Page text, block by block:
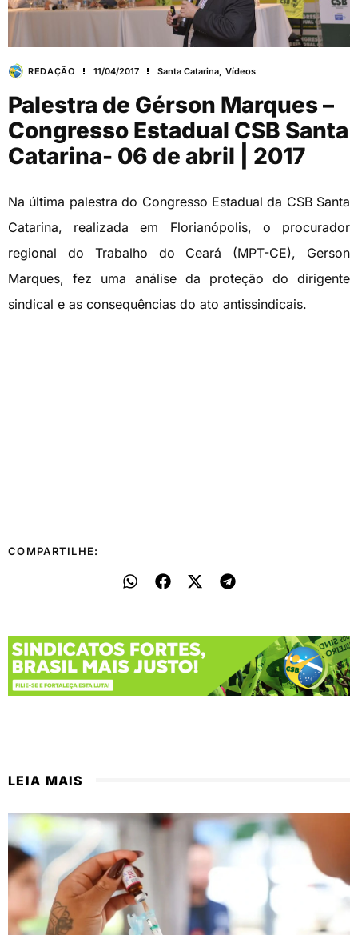
REDAÇÃO 11/04/2017 Santa Catarina, Vídeos
Palestra de Gérson Marques –
Congresso Estadual CSB Santa
Catarina- 06 de abril | 2017
Na última palestra do Congresso Estadual da CSB Santa
Catarina, realizada em Florianópolis, o procurador
regional do Trabalho do Ceará (MPT-CE), Gerson
Marques, fez uma análise da proteção do dirigente
sindical e as consequências do ato antissindicais.
COMPARTILHE:
LEIA MAIS